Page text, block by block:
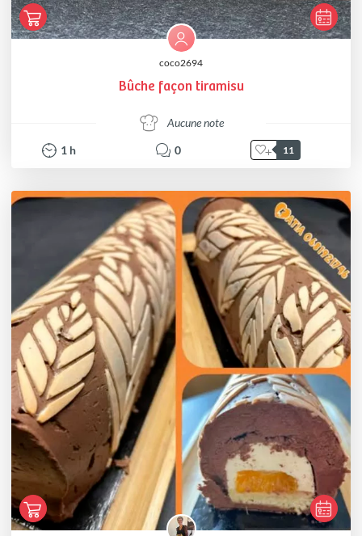
coco2694
Bûche façon tiramisu
Aucune note
1 h 0 11